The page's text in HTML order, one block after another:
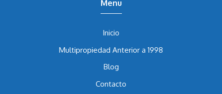
Inicio
Multipropiedad Anterior a 1998
Blog